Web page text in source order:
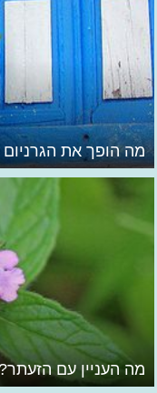
מה הופך את הגרניום
מה העניין עם